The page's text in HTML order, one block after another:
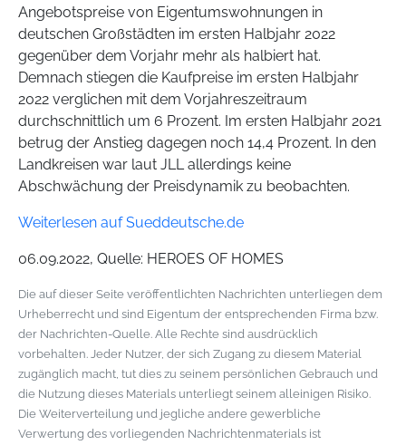
Angebotspreise von Eigentumswohnungen in
deutschen Großstädten im ersten Halbjahr 2022
gegenüber dem Vorjahr mehr als halbiert hat.
Demnach stiegen die Kaufpreise im ersten Halbjahr
2022 verglichen mit dem Vorjahreszeitraum
durchschnittlich um 6 Prozent. Im ersten Halbjahr 2021
betrug der Anstieg dagegen noch 14,4 Prozent. In den
Landkreisen war laut JLL allerdings keine
Abschwächung der Preisdynamik zu beobachten.
Weiterlesen auf Sueddeutsche.de
06.09.2022, Quelle: HEROES OF HOMES
Die auf dieser Seite veröffentlichten Nachrichten unterliegen dem
Urheberrecht und sind Eigentum der entsprechenden Firma bzw.
der Nachrichten-Quelle. Alle Rechte sind ausdrücklich
vorbehalten. Jeder Nutzer, der sich Zugang zu diesem Material
zugänglich macht, tut dies zu seinem persönlichen Gebrauch und
die Nutzung dieses Materials unterliegt seinem alleinigen Risiko.
Die Weiterverteilung und jegliche andere gewerbliche
Verwertung des vorliegenden Nachrichtenmaterials ist